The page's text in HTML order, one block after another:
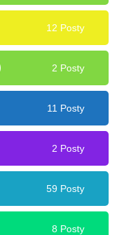
12 Posty
2 Posty
11 Posty
2 Posty
59 Posty
8 Posty